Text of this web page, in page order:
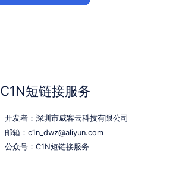
C1N短链接服务
开发者：深圳市威客云科技有限公司
邮箱：c1n_dwz@aliyun.com
公众号：C1N短链接服务